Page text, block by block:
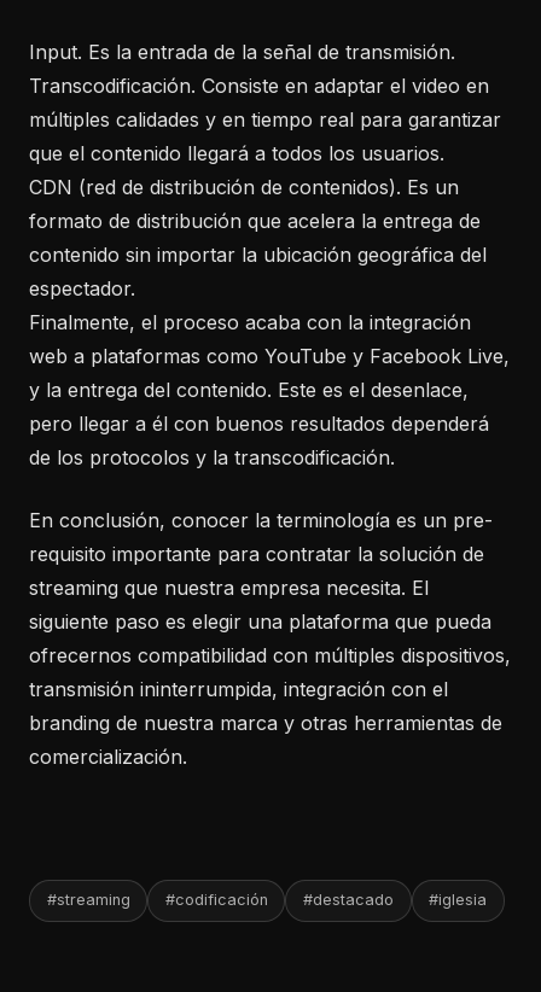
Input. Es la entrada de la señal de transmisión.
Transcodificación. Consiste en adaptar el video en
múltiples calidades y en tiempo real para garantizar
que el contenido llegará a todos los usuarios.
CDN (red de distribución de contenidos). Es un
formato de distribución que acelera la entrega de
contenido sin importar la ubicación geográfica del
espectador.
Finalmente, el proceso acaba con la integración
web a plataformas como YouTube y Facebook Live,
y la entrega del contenido. Este es el desenlace,
pero llegar a él con buenos resultados dependerá
de los protocolos y la transcodificación.
En conclusión, conocer la terminología es un pre-
requisito importante para contratar la solución de
streaming que nuestra empresa necesita. El
siguiente paso es elegir una plataforma que pueda
ofrecernos compatibilidad con múltiples dispositivos,
transmisión ininterrumpida, integración con el
branding de nuestra marca y otras herramientas de
comercialización.
#streaming #codificación #destacado #iglesia